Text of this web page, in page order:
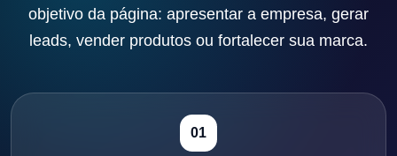
objetivo da página: apresentar a empresa, gerar
leads, vender produtos ou fortalecer sua marca.
01